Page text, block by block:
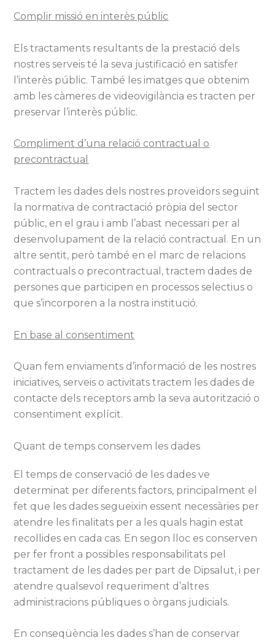
Complir missió en interès públic
Els tractaments resultants de la prestació dels
nostres serveis té la seva justificació en satisfer
l’interès públic. També les imatges que obtenim
amb les càmeres de videovigilància es tracten per
preservar l’interès públic.
Compliment d’una relació contractual o
precontractual
Tractem les dades dels nostres proveïdors seguint
la normativa de contractació pròpia del sector
públic, en el grau i amb l’abast necessari per al
desenvolupament de la relació contractual. En un
altre sentit, però també en el marc de relacions
contractuals o precontractual, tractem dades de
persones que participen en processos selectius o
que s’incorporen a la nostra institució.
En base al consentiment
Quan fem enviaments d’informació de les nostres
iniciatives, serveis o activitats tractem les dades de
contacte dels receptors amb la seva autorització o
consentiment explícit.
Quant de temps conservem les dades
El temps de conservació de les dades ve
determinat per diferents factors, principalment el
fet que les dades segueixin essent necessàries per
atendre les finalitats per a les quals hagin estat
recollides en cada cas. En segon lloc es conserven
per fer front a possibles responsabilitats pel
tractament de les dades per part de Dipsalut, i per
atendre qualsevol requeriment d’altres
administracions públiques o òrgans judicials.
En conseqüència les dades s’han de conservar